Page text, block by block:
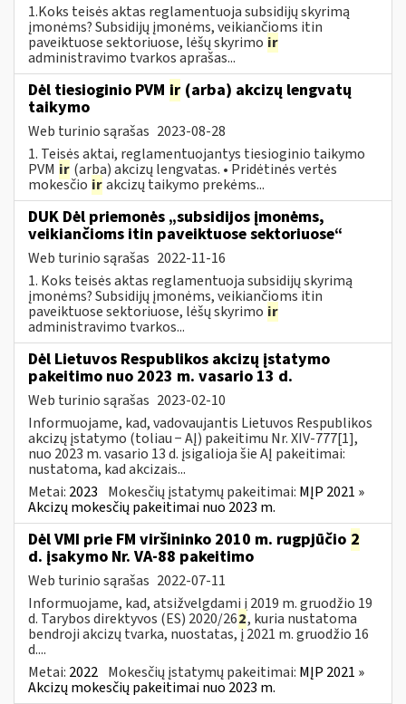
1.Koks teisės aktas reglamentuoja subsidijų skyrimą
įmonėms? Subsidijų įmonėms, veikiančioms itin
paveiktuose sektoriuose, lėšų skyrimo ir
administravimo tvarkos aprašas...
Dėl tiesioginio PVM ir (arba) akcizų lengvatų
taikymo
Web turinio sąrašas 2023-08-28
1. Teisės aktai, reglamentuojantys tiesioginio taikymo
PVM ir (arba) akcizų lengvatas. • Pridėtinės vertės
mokesčio irakcizų taikymo prekėms...
DUK Dėl priemonės „subsidijos įmonėms,
veikiančioms itin paveiktuose sektoriuose“
Web turinio sąrašas 2022-11-16
1. Koks teisės aktas reglamentuoja subsidijų skyrimą
įmonėms? Subsidijų įmonėms, veikiančioms itin
paveiktuose sektoriuose, lėšų skyrimo ir
administravimo tvarkos...
Dėl Lietuvos Respublikos akcizų įstatymo
pakeitimo nuo 2023 m. vasario 13 d.
Web turinio sąrašas 2023-02-10
Informuojame, kad, vadovaujantis Lietuvos Respublikos
akcizų įstatymo (toliau − AĮ) pakeitimu Nr. XIV-777[1],
nuo 2023 m. vasario 13 d. įsigalioja šie AĮ pakeitimai:
nustatoma, kad akcizais...
Metai: 2023 Mokesčių įstatymų pakeitimai: MĮP 2021 »
Akcizų mokesčių pakeitimai nuo 2023 m.
Dėl VMI prie FM viršininko 2010 m. rugpjūčio 2
d. įsakymo Nr. VA-88 pakeitimo
Web turinio sąrašas 2022-07-11
Informuojame, kad, atsižvelgdami į 2019 m. gruodžio 19
d. Tarybos direktyvos (ES) 2020/262, kuria nustatoma
bendroji akcizų tvarka, nuostatas, į 2021 m. gruodžio 16
d....
Metai: 2022 Mokesčių įstatymų pakeitimai: MĮP 2021 »
Akcizų mokesčių pakeitimai nuo 2023 m.